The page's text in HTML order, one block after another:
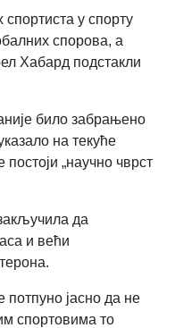
у спорту
спорова, а
Хабард подстакли
било забрањено
на текуће
„научно чврст
да
и већи
потпуно јасно да не
спортовима то